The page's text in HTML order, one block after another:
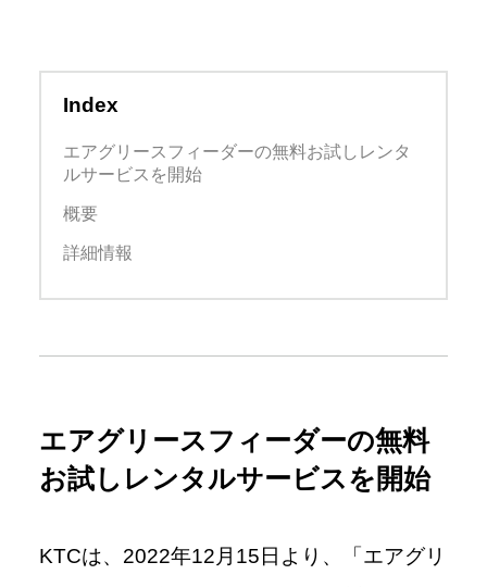
Index
エアグリースフィーダーの無料お試しレンタ
ルサービスを開始
概要
詳細情報
エアグリースフィーダーの無料
お試しレンタルサービスを開始
KTCは、2022年12月15日より、「エアグリ